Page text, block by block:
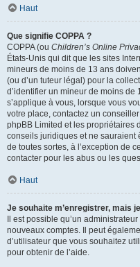
Haut
Que signifie COPPA ?
COPPA (ou Children’s Online
États-Unis qui dit que les sites
mineurs de moins de 13 ans
(ou d’un tuteur légal) pour la
d’identifier un mineur de moins de
s’applique à vous, lorsque vous
votre place, contactez un
phpBB Limited et les propriétaires
conseils juridiques et ne sauraient
de toutes sortes, à l’exception de
contacter pour les abus ou les
Haut
Je souhaite m’enregistrer, mais
Il est possible qu’un
nouveaux comptes. Il peut
d’utilisateur que vous souhaitez
pour obtenir de l’aide.